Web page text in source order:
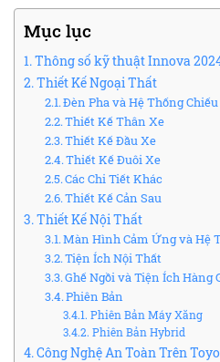
Mục lục
Thông số kỹ thuật Innova
Thiết Kế Ngoại Thất
Đèn Pha và Hệ Thống
Thiết Kế Thân Xe
Thiết Kế Đầu Xe
Thiết Kế Đuôi Xe
Các Chi Tiết Khác
Thiết Kế Cản Sau
Thiết Kế Nội Thất
Màn Hình Cảm Ứng và Hệ
Tiện Ích Nội Thất
Ghế Ngồi và Tiện Ích Hàng
Phiên Bản
Phiên Bản Máy Xăng
Phiên Bản Hybrid
Công Nghệ An Toàn Trên